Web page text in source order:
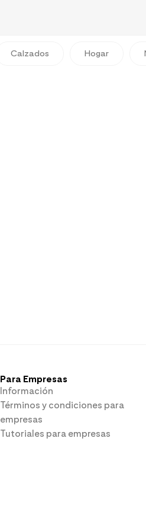
Calzados Hogar
Para Empresas
Información
Términos y condiciones para
empresas
Tutoriales para empresas